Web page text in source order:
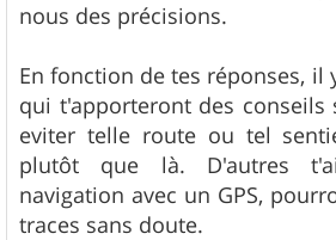
nous des précisions.
En fonction de tes réponses, il
qui t'apporteront des conseils
eviter telle route ou tel
plutôt que là. D'autres
navigation avec un GPS,
traces sans doute.